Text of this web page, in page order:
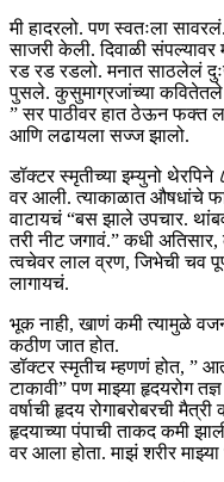
मी हादरलो. पण स्वतःला
साजरी केली. दिवाळी संपल्यावर
रड रड रडलो. मनात साठलेलं
पुसले. कुसुमाग्रजांच्या
” सर पाठीवर हात ठेऊन फक्त
आणि लढायला सज्ज झालो.
डॉक्टर स्मृतीच्या इम्युनो थेरपिने
वर आली. त्याकाळात औषधांचे
वाटायचं “बस झाले उपचार.
तरी नीट जगावं.” कधी
त्वचेवर लाल व्रण, जिभेची चव
लागायचं.
भूक नाही, खाणं कमी त्यामुळे
कठीण जात होत.
डॉक्टर स्मृतीच म्हणणं होत, ”
टाकावी” पण माझ्या हृदयरोग
वर्षाची हृदय रोगाबरोबरची
हृदयाच्या पंपाची ताकद कमी
वर आला होता. माझं शरीर